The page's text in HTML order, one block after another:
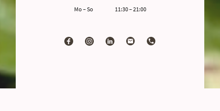
Mo – So 11:30 – 21:00